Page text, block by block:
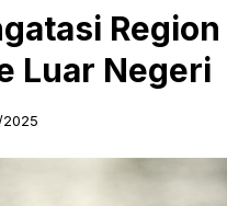
Luar Negeri